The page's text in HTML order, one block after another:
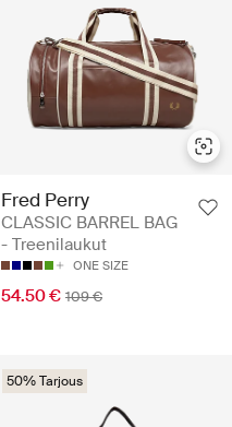
Fred Perry
CLASSIC BARREL BAG
- Treenilaukut
ONE SIZE
54.50 € 109 €
50% Tarjous